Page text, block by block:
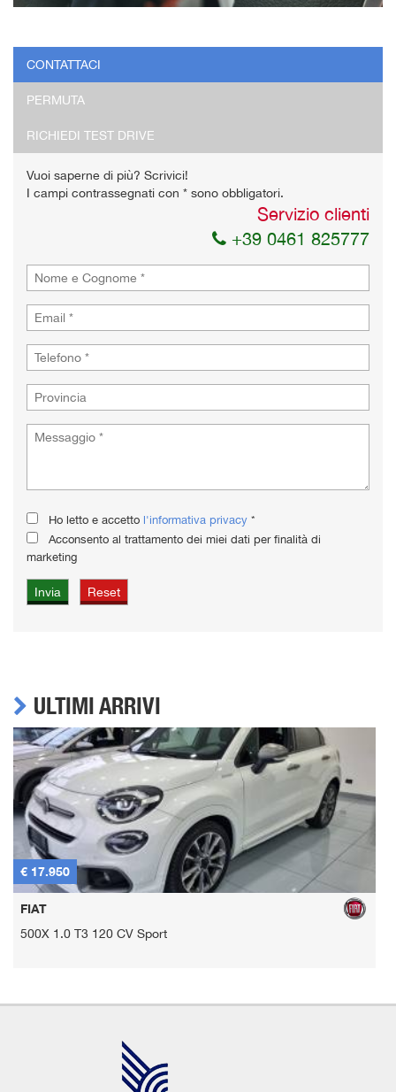
CONTATTACI
PERMUTA
RICHIEDI TEST DRIVE
Vuoi saperne di più? Scrivici!
I campi contrassegnati con * sono obbligatori.
Servizio clienti
+39 0461 825777
Ho letto e accetto l'informativa privacy *
Acconsento al trattamento dei miei dati per finalità di
marketing
ULTIMI ARRIVI
€ 17.950
FIAT
500X 1.0 T3 120 CV Sport